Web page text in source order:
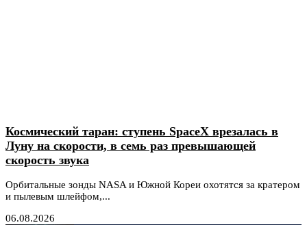
Космический таран: ступень SpaceX врезалась в
Луну на скорости, в семь раз превышающей
скорость звука
Орбитальные зонды NASA и Южной Кореи охотятся за кратером
и пылевым шлейфом,...
06.08.2026